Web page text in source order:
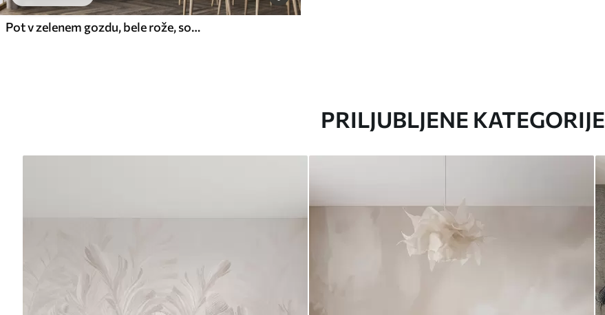
Pot v zelenem gozdu, bele rože, sončna svetloba, risba v akrilnem slogu
PRILJUBLJENE KATEGORIJE